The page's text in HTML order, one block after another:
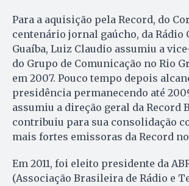
Para a aquisição pela Record, do
centenário jornal gaúcho, da Rádio
Guaíba, Luiz Claudio assumiu a
do Grupo de Comunicação no Rio
em 2007. Pouco tempo depois
presidência permanecendo até
assumiu a direção geral da Record
contribuiu para sua consolidação
mais fortes emissoras da Record
Em 2011, foi eleito presidente da
(Associação Brasileira de Rádio e